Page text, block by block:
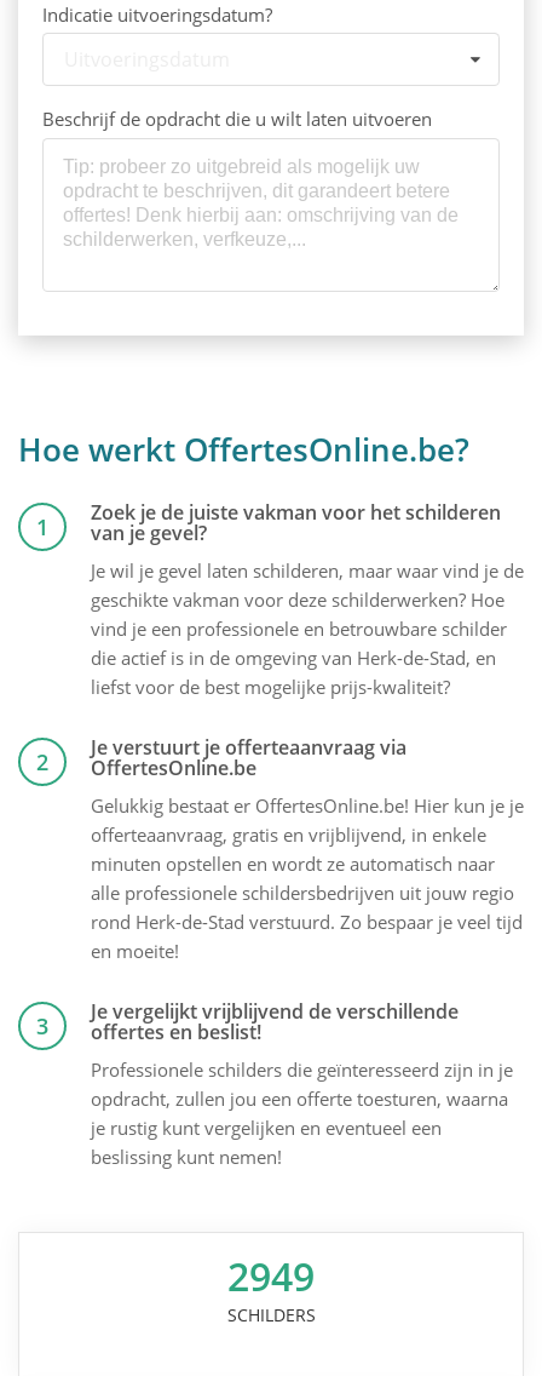
Indicatie uitvoeringsdatum?
Beschrijf de opdracht die u wilt laten uitvoeren
Hoe werkt OffertesOnline.be?
1 Zoek je de juiste vakman voor het schilderen
van je gevel?
Je wil je gevel laten schilderen, maar waar vind je de
geschikte vakman voor deze schilderwerken? Hoe
vind je een professionele en betrouwbare schilder
die actief is in de omgeving van Herk-de-Stad, en
liefst voor de best mogelijke prijs-kwaliteit?
2 Je verstuurt je offerteaanvraag via
OffertesOnline.be
Gelukkig bestaat er OffertesOnline.be! Hier kun je je
offerteaanvraag, gratis en vrijblijvend, in enkele
minuten opstellen en wordt ze automatisch naar
alle professionele schildersbedrijven uit jouw regio
rond Herk-de-Stad verstuurd. Zo bespaar je veel tijd
en moeite!
3 Je vergelijkt vrijblijvend de verschillende
offertes en beslist!
Professionele schilders die geïnteresseerd zijn in je
opdracht, zullen jou een offerte toesturen, waarna
je rustig kunt vergelijken en eventueel een
beslissing kunt nemen!
2949
SCHILDERS